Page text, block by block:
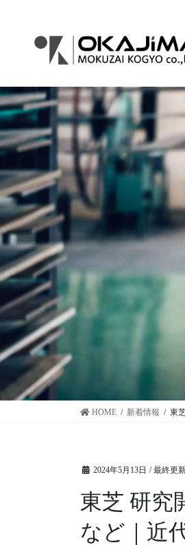
へ
ス
キ
ッ
プ
ョ
ン
に
移
動
HOME 新着情報 東
2024年5月13日 / 最終更
東芝 研究
など｜近